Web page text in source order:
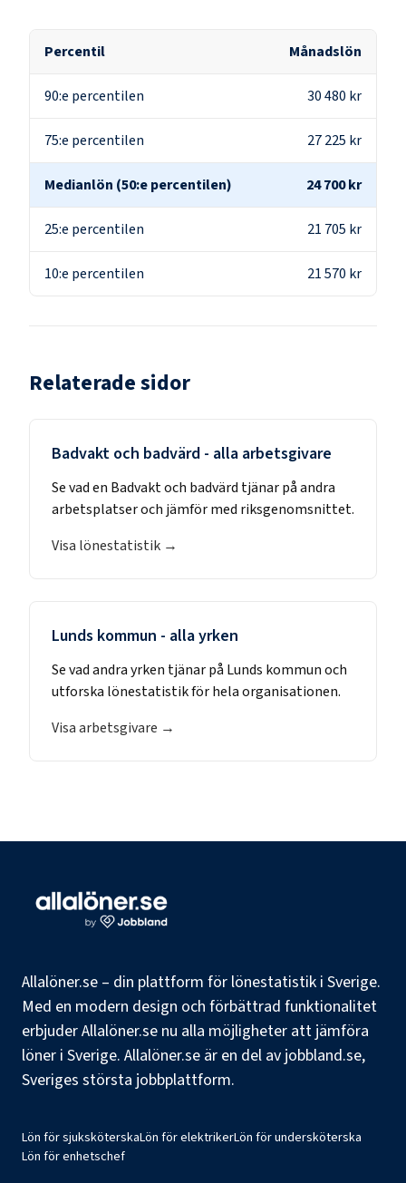
Percentil Månadslön
90:e percentilen 30 480 kr
75:e percentilen 27 225 kr
Medianlön (50:e percentilen) 24 700 kr
25:e percentilen 21 705 kr
10:e percentilen 21 570 kr
Relaterade sidor
Badvakt och badvärd - alla arbetsgivare
Se vad en Badvakt och badvärd tjänar på andra
arbetsplatser och jämför med riksgenomsnittet.
Visa lönestatistik →
Lunds kommun - alla yrken
Se vad andra yrken tjänar på Lunds kommunoch
utforska lönestatistik för hela organisationen.
Visa arbetsgivare →
Allalöner.se – din plattform för lönestatistik i Sverige.
Med en modern design och förbättrad funktionalitet
erbjuder Allalöner.se nu alla möjligheter att jämföra
löner i Sverige. Allalöner.se är en del av jobbland.se,
Sveriges största jobbplattform.
Lön för sjuksköterskaLön för elektrikerLön för undersköterska
Lön för enhetschef